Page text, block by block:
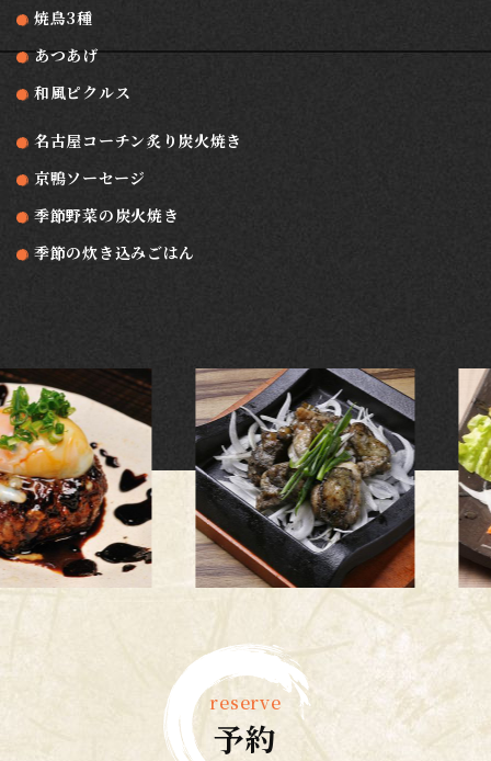
焼鳥3種
あつあげ
和風ピクルス
名古屋コーチン炙り炭火焼き
京鴨ソーセージ
季節野菜の炭火焼き
季節の炊き込みごはん
reserve
予約